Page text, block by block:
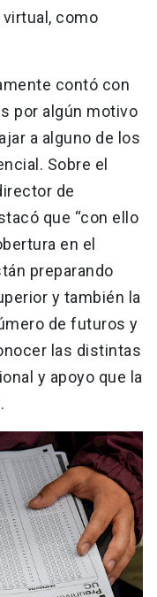
como
contó con
por algún motivo
a alguno de los
Sobre el
de
que “con ello
en el
preparando
y también la
de futuros y
las distintas
y apoyo que la